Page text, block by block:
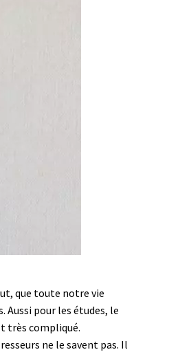
que toute notre vie
Aussi pour les études, le
très compliqué.
ne le savent pas. Il